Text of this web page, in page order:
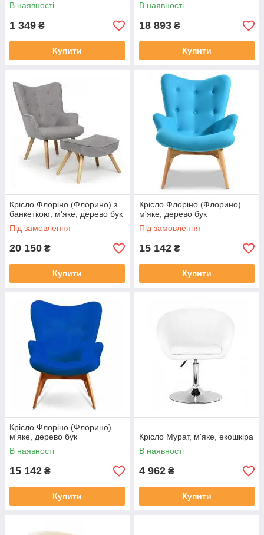
В наявності
1 349 ₴
Купити
В наявності
18 893 ₴
Купити
Крісло Флоріно (Флорино) з
банкеткою, м'яке, дерево бук
Під замовлення
20 150 ₴
Купити
Крісло Флоріно (Флорино)
м'яке, дерево бук
Під замовлення
15 142 ₴
Купити
Крісло Флоріно (Флорино)
м'яке, дерево бук
В наявності
15 142 ₴
Купити
Крісло Мурат, м'яке, екошкіра
В наявності
4 962 ₴
Купити